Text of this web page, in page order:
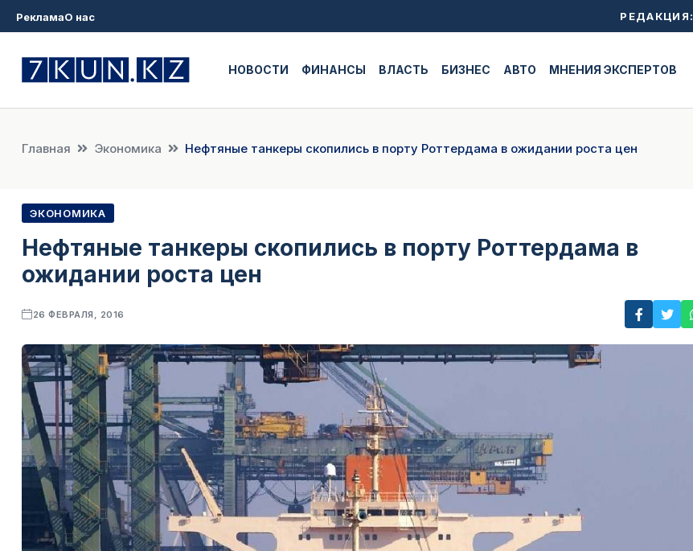
РекламаО нас РЕДАКЦИЯ:
НОВОСТИ ФИНАНСЫ ВЛАСТЬ БИЗНЕС АВТО МНЕНИЯ ЭКСПЕРТОВ
Главная Экономика Нефтяные танкеры скопились в порту Роттердама в ожидании роста цен
ЭКОНОМИКА
Нефтяные танкеры скопились в порту Роттердама в
ожидании роста цен
26 ФЕВРАЛЯ, 2016